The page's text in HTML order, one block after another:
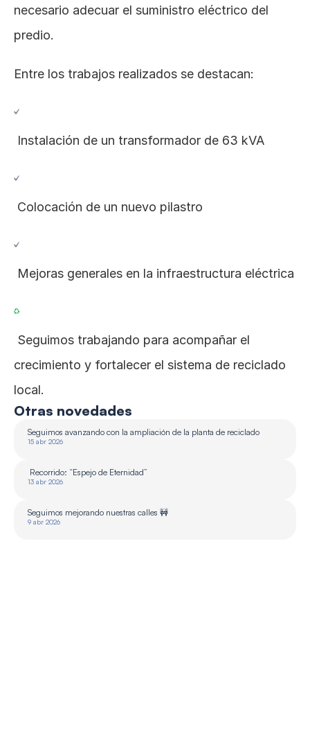
Otras novedades
Seguimos avanzando con la ampliación de la planta de reciclado
15 abr 2026
Recorrido: “Espejo de Eternidad”
13 abr 2026
Seguimos mejorando nuestras calles 🚧
9 abr 2026
necesario adecuar el suministro eléctrico del
predio.
Entre los trabajos realizados se destacan:
Instalación de un transformador de 63 kVA
Colocación de un nuevo pilastro
Mejoras generales en la infraestructura eléctrica
crecimiento y fortalecer el sistema de reciclado
local.